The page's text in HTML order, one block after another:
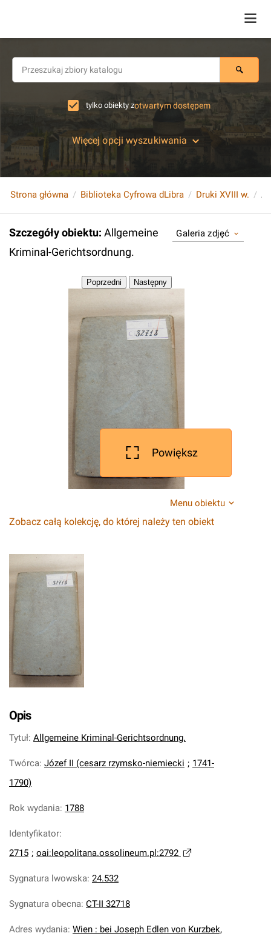
tylko obiekty zotwartym dostępem
Więcej opcji wyszukiwania
Strona główna Biblioteka Cyfrowa dLibra Druki XVIII w.
Szczegóły obiektu: Allgemeine
Kriminal-Gerichtsordnung.
Galeria zdjęć
Powiększ
Menu obiektu
Zobacz całą kolekcję, do której należy ten obiekt
Opis
Tytuł: Allgemeine Kriminal-Gerichtsordnung.
Twórca: Józef II (cesarz rzymsko-niemiecki ; 1741-
1790)
Rok wydania: 1788
Identyfikator:
2715 ; oai:leopolitana.ossolineum.pl:2792
Sygnatura lwowska: 24.532
Sygnatura obecna: CT-II 32718
Adres wydania: Wien : bei Joseph Edlen von Kurzbek,